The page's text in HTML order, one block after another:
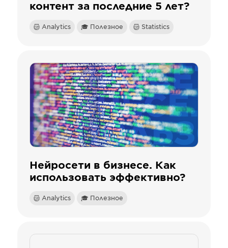
контент за последние 5 лет?
Analytics 🎓 Полезное Statistics
Нейросети в бизнесе. Как
использовать эффективно?
Analytics 🎓 Полезное